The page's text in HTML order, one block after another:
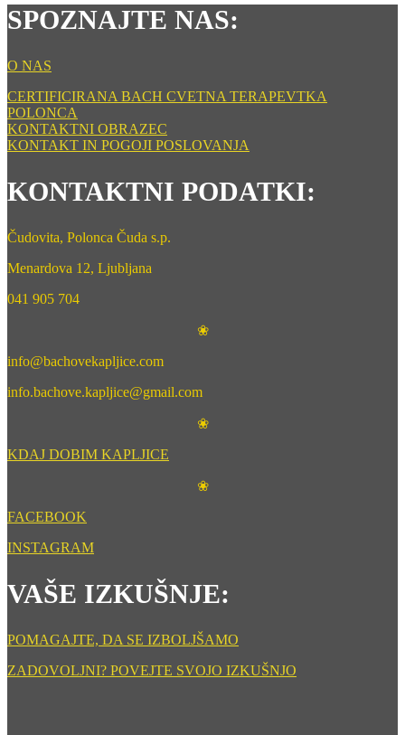
SPOZNAJTE NAS:
O NAS
CERTIFICIRANA BACH CVETNA TERAPEVTKA
POLONCA
KONTAKTNI OBRAZEC
KONTAKT IN POGOJI POSLOVANJA
KONTAKTNI PODATKI:
Čudovita, Polonca Čuda s.p.
Menardova 12, Ljubljana
041 905 704
❀
info@bachovekapljice.com
info.bachove.kapljice@gmail.com
❀
KDAJ DOBIM KAPLJICE
❀
FACEBOOK
INSTAGRAM
VAŠE IZKUŠNJE:
POMAGAJTE, DA SE IZBOLJŠAMO
ZADOVOLJNI? POVEJTE SVOJO IZKUŠNJO